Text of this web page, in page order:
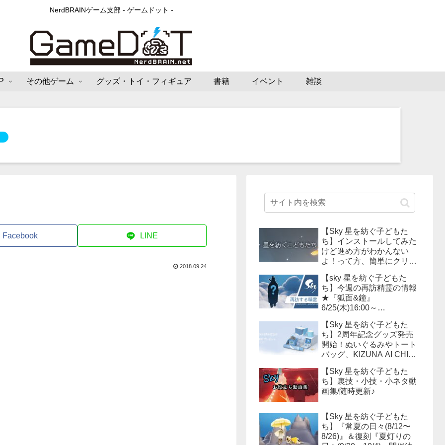
NerdBRAINゲーム支部 - ゲームドット -
その他ゲーム グッズ・トイ・フィギュア 書籍 イベント 雑談
Facebook LINE
2018.09.24
【Sky 星を紡ぐ子どもた
ち】インストールしてみた
けど進め方がわかんない
よ！って方、簡単にクリア
【sky 星を紡ぐ子どもた
ち】今週の再訪精霊の情報
★『狐面&鐘』
6/25(木)16:00～
キャンドル数は？？
【Sky 星を紡ぐ子どもた
ち】2周年記念グッズ発売
開始！ぬいぐるみやトート
バッグ、KIZUNA AI CHINA
れます！
【Sky 星を紡ぐ子どもた
ち】裏技・小技・小ネタ動
画集/随時更新♪
【Sky 星を紡ぐ子どもた
ち】『常夏の日々(8/12〜
8/26)』＆復刻『夏灯りの